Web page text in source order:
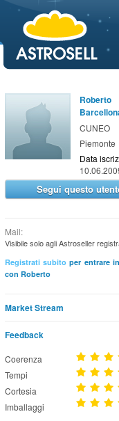
Roberto
CUNEO
Piemonte
Data
Segui questo
Mail:
Visibile solo agli Astroseller
Registrati subito per entrare
con Roberto
Market Stream
Feedback
Coerenza
Tempi
Cortesia
Imballaggi